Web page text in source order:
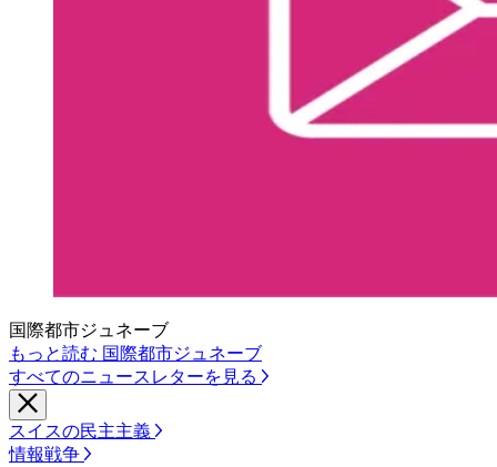
国際都市ジュネーブ
もっと読む 国際都市ジュネーブ
すべてのニュースレターを見る
スイスの民主主義
情報戦争